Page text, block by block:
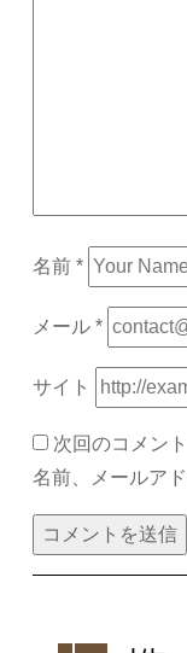
名前 *
メール *
サイト
次回のコメン
名前、メールア